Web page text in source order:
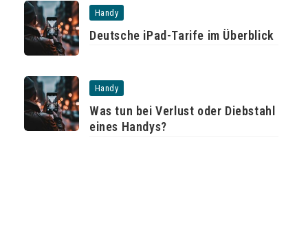
Handy
Deutsche iPad-Tarife im Überblick
Handy
Was tun bei Verlust oder Diebstahl
eines Handys?